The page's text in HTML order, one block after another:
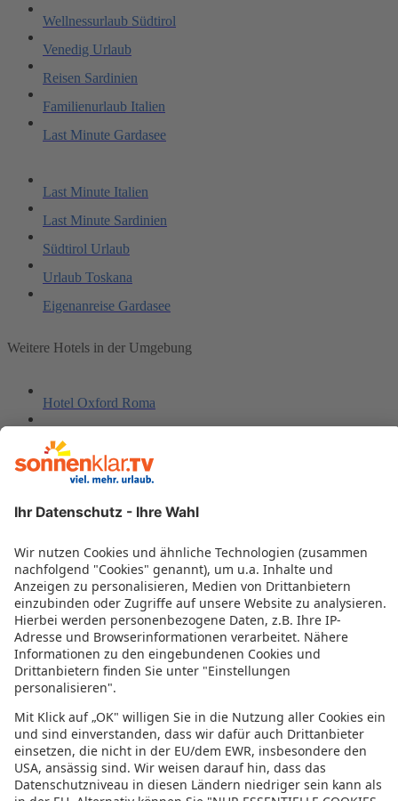
Wellnessurlaub Südtirol
Venedig Urlaub
Reisen Sardinien
Familienurlaub Italien
Last Minute Gardasee
Last Minute Italien
Last Minute Sardinien
Südtirol Urlaub
Urlaub Toskana
Eigenanreise Gardasee
Weitere Hotels in der Umgebung
Hotel Oxford Roma
Hotel dei Barbieri
Vatican View
Hotel 87 eighty-seven
Le Stanze Del Papa
Gioberti Art Hotel
Domus RomAntica
Villa Mercede
Four Seasons Hostel Rome
Baltik Guesthouse
Scheppers Hotel
Boutique Centrale Palace Hotel
LH Hotel Lloyd Rom